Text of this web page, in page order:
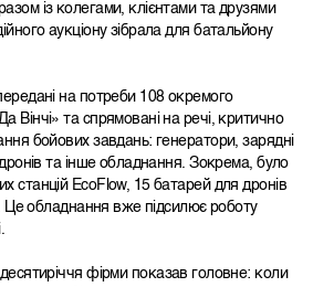
із колегами, клієнтами та друзями
аукціону зібрала для батальйону
на потреби 108 окремого
Вінчі» та спрямовані на речі, критично
бойових завдань: генератори, зарядні
дронів та інше обладнання. Зокрема, було
станцій EcoFlow, 15 батарей для дронів
Це обладнання вже підсилює роботу
фірми показав головне: коли